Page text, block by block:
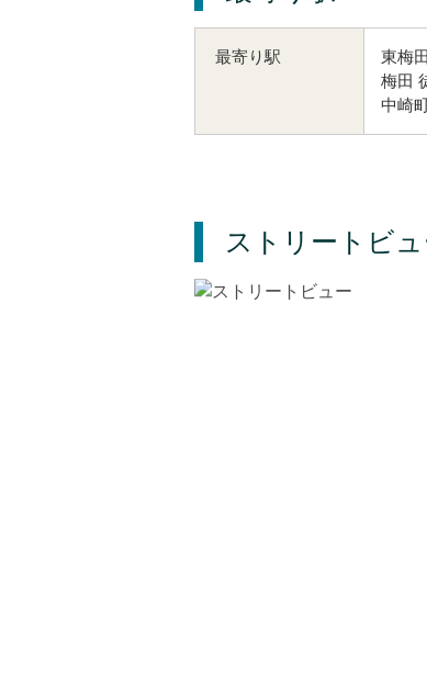
最寄り駅 東梅
梅田
中崎
ストリートビ